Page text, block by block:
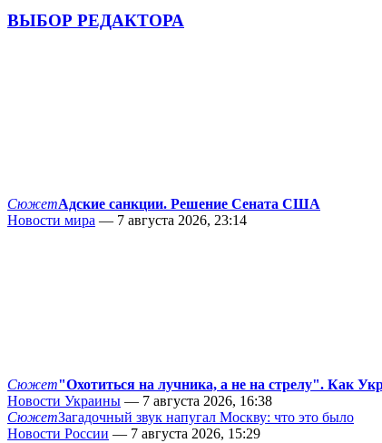
ВЫБОР РЕДАКТОРА
СюжетАдские санкции. Решение Сената США
Новости мира — 7 августа 2026, 23:14
Сюжет"Охотиться на лучника, а не на стрелу". Как
Новости Украины — 7 августа 2026, 16:38
СюжетЗагадочный звук напугал Москву: что это было
Новости России — 7 августа 2026, 15:29